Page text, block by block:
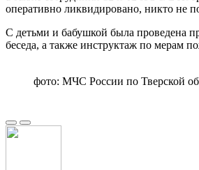
оперативно ликвидировано, никто не
С детьми и бабушкой была проведена
беседа, а также инструктаж по мерам
фото: МЧС России по Тверской